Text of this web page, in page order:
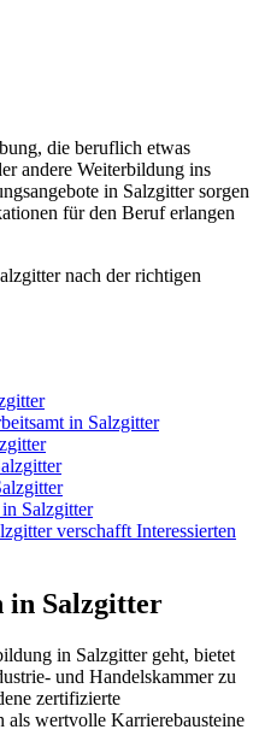
die beruflich etwas
andere Weiterbildung ins
in Salzgitter sorgen
für den Beruf erlangen
nach der richtigen
in Salzgitter
Salzgitter
verschafft Interessierten
Salzgitter
in Salzgitter geht, bietet
und Handelskammer zu
zertifizierte
als wertvolle Karrierebausteine